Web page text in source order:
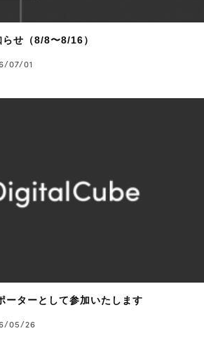
せ（8/8〜8/16）
07/01
ターとして参加いたします
05/26